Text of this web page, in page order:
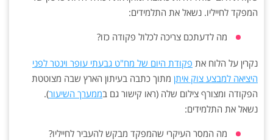
המפקד לחייליו. נשאל את התלמידים:
מה לדעתכם צריכה לכלול פקודה כזו?
נקרין על הלוח את פקודת היום של מח"ט גבעתי עופר וינטר לפני
היציאה למבצע צוק איתן מתוך כתבה בעיתון הארץ שבה מצוטטת
הפקודה ומצורף צילום שלה (ראו קישור גם בממערך השיעור).
נשאל את התלמידים:
מה המסר העיקרי שהמפקד מבקש להעביר לחייליו?